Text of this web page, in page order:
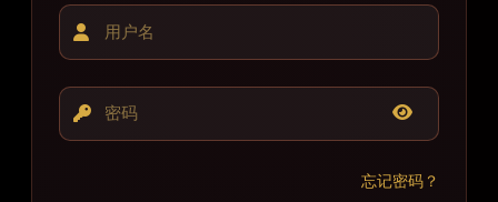
忘记密码？